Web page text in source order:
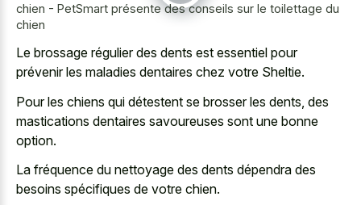
chien - PetSmart présente des conseils sur le toilettage du
chien
Le brossage régulier des dents est essentiel pour
prévenir les maladies dentaires chez votre Sheltie.
Pour les chiens qui détestent se brosser les dents, des
mastications dentaires savoureuses sont une bonne
option.
La fréquence du nettoyage des dents dépendra des
besoins spécifiques de votre chien.